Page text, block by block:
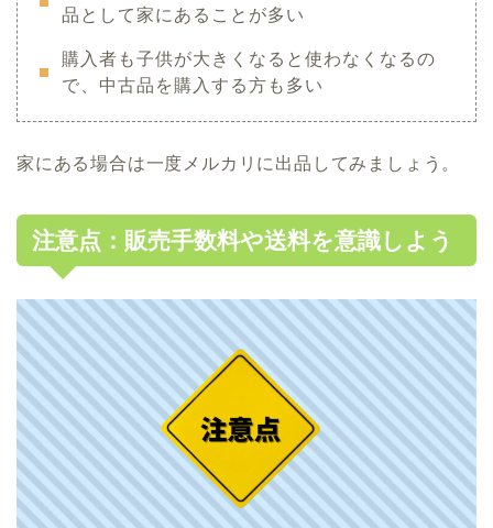
品として家にあることが多い
購入者も子供が大きくなると使わなくなるの
で、中古品を購入する方も多い
家にある場合は一度メルカリに出品してみましょう。
注意点：販売手数料や送料を意識しよう